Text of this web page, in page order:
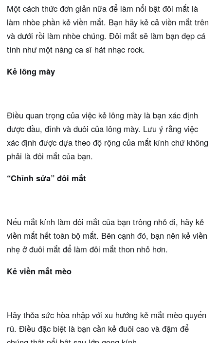
Một cách thức đơn giản nữa để làm nổi bật đôi mắt là
làm nhòe phần kẻ viền mắt. Bạn hãy kẻ cả viền mắt trên
và dưới rồi làm nhòe chúng. Đôi mắt sẽ làm bạn đẹp cá
tính như một nàng ca sĩ hát nhạc rock.
Kẻ lông mày
Điều quan trọng của việc kẻ lông mày là bạn xác định
được đầu, đỉnh và đuôi của lông mày. Lưu ý rằng việc
xác định được dựa theo độ rộng của mắt kính chứ không
phải là đôi mắt của bạn.
“Chỉnh sửa” đôi mắt
Nếu mắt kính làm đôi mắt của bạn trông nhỏ đi, hãy kẻ
viền mắt hết toàn bộ mắt. Bên cạnh đó, bạn nên kẻ viền
nhẹ ở đuôi mắt để làm đôi mắt thon nhỏ hơn.
Kẻ viền mắt mèo
Hãy thỏa sức hòa nhập với xu hướng kẻ mắt mèo quyến
rũ. Điều đặc biệt là bạn cần kẻ đuôi cao và đậm để